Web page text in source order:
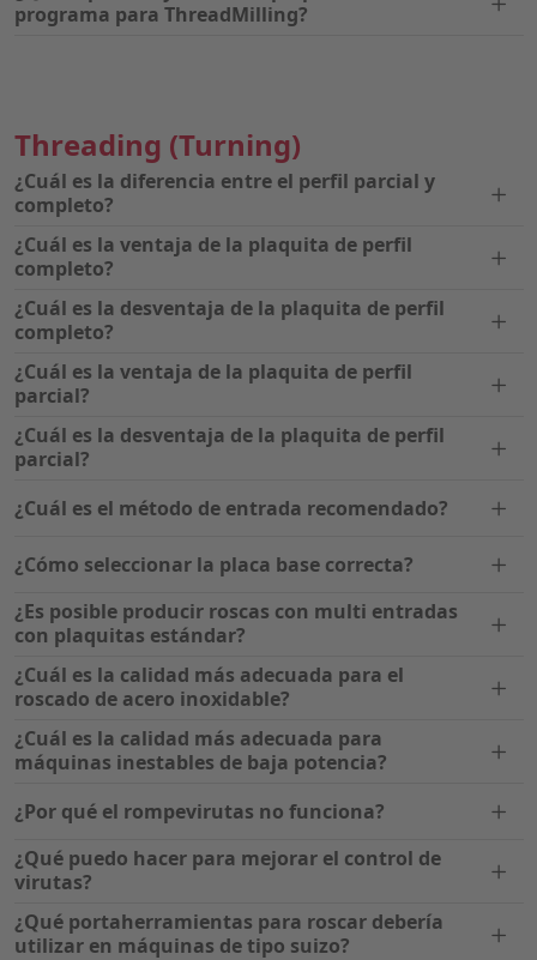
programa para ThreadMilling?
Threading (Turning)
¿Cuál es la diferencia entre el perfil parcial y
completo?
¿Cuál es la ventaja de la plaquita de perfil
completo?
¿Cuál es la desventaja de la plaquita de perfil
completo?
¿Cuál es la ventaja de la plaquita de perfil
parcial?
¿Cuál es la desventaja de la plaquita de perfil
parcial?
¿Cuál es el método de entrada recomendado?
¿Cómo seleccionar la placa base correcta?
¿Es posible producir roscas con multi entradas
con plaquitas estándar?
¿Cuál es la calidad más adecuada para el
roscado de acero inoxidable?
¿Cuál es la calidad más adecuada para
máquinas inestables de baja potencia?
¿Por qué el rompevirutas no funciona?
¿Qué puedo hacer para mejorar el control de
virutas?
¿Qué portaherramientas para roscar debería
utilizar en máquinas de tipo suizo?